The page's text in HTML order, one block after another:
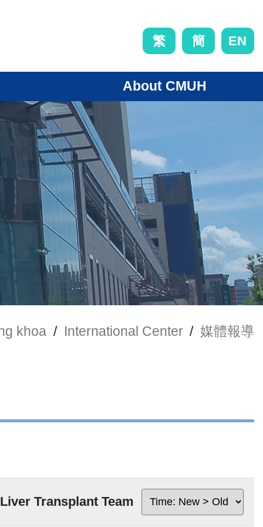
繁 簡 EN
About CMUH
khoa / International Center / 媒體報導
Transplant Team